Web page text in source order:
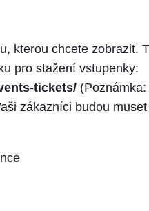
kterou chcete zobrazit.
pro stažení vstupenky:
tickets/
zákazníci budou